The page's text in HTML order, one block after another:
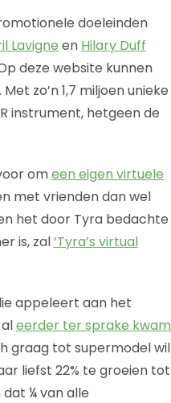
doeleinden
Lavigne en Hilary Duff
deze website kunnen
zo’n 1,7 miljoen unieke
instrument, hetgeen de
omeen eigen virtuele
met vrienden dan wel
het door Tyra bedachte
is, zal‘Tyra’s virtual
appeleert aan het
eerder ter sprake kwam
graag tot supermodel wil
liefst 22% te groeien tot
¼ van alle